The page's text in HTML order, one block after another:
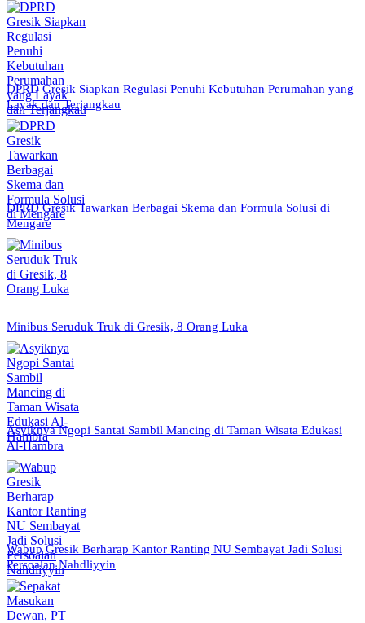
DPRD Gresik Siapkan Regulasi Penuhi Kebutuhan Perumahan yang
Layak dan Terjangkau
DPRD Gresik Tawarkan Berbagai Skema dan Formula Solusi di
Mengare
Minibus Seruduk Truk di Gresik, 8 Orang Luka
Asyiknya Ngopi Santai Sambil Mancing di Taman Wisata Edukasi
Al-Hambra
Wabup Gresik Berharap Kantor Ranting NU Sembayat Jadi Solusi
Persoalan Nahdliyyin